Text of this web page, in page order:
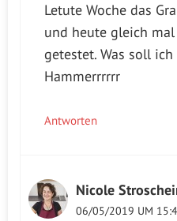
Letute Woche das
und heute gleich
getestet. Was soll
Hammerrrrrr
Antworten
Nicole
06/05/2019 UM